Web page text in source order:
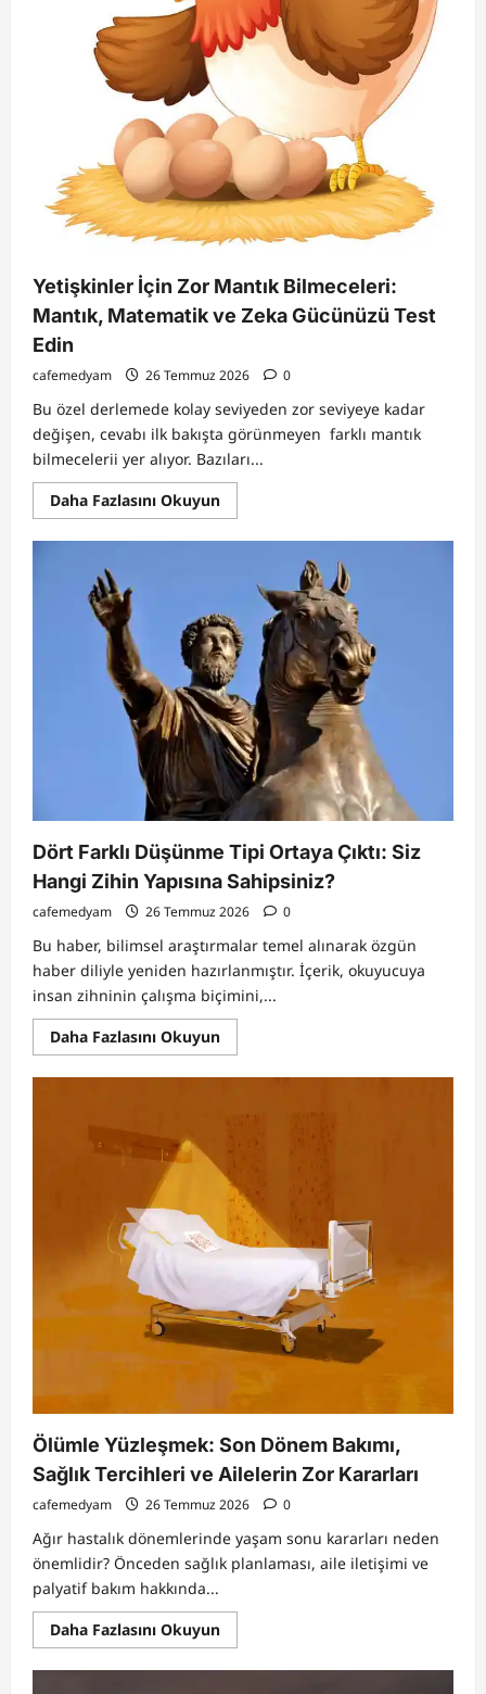
Yetişkinler İçin Zor Mantık Bilmeceleri:
Mantık, Matematik ve Zeka Gücünüzü Test
Edin
cafemedyam 26 Temmuz 2026 0
Bu özel derlemede kolay seviyeden zor seviyeye kadar
değişen, cevabı ilk bakışta görünmeyen farklı mantık
bilmecelerii yer alıyor. Bazıları...
Daha Fazlasını OkuyunRead
more
Yetişkinler
Mantık
Bilmeceleri:
Mantık,
Matematik
ve
Zeka
Gücünüzü
Test
Edin
Dört Farklı Düşünme Tipi Ortaya Çıktı: Siz
Hangi Zihin Yapısına Sahipsiniz?
cafemedyam 26 Temmuz 2026 0
Bu haber, bilimsel araştırmalar temel alınarak özgün
haber diliyle yeniden hazırlanmıştır. İçerik, okuyucuya
insan zihninin çalışma biçimini,...
Daha Fazlasını OkuyunRead
more
Dört
Düşünme
Ortaya
Çıktı:
Siz
Hangi
Zihin
Yapısına
Sahipsiniz?
Ölümle Yüzleşmek: Son Dönem Bakımı,
Sağlık Tercihleri ve Ailelerin Zor Kararları
cafemedyam 26 Temmuz 2026 0
Ağır hastalık dönemlerinde yaşam sonu kararları neden
önemlidir? Önceden sağlık planlaması, aile iletişimi ve
palyatif bakım hakkında...
Daha Fazlasını OkuyunRead
more
Ölümle